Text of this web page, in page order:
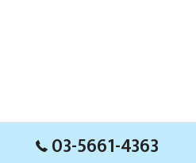
03-5661-4363